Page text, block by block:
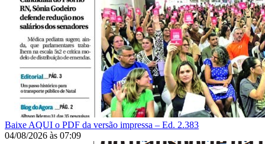
Baixe AQUI o PDF da versão impressa – Ed. 2.383
04/08/2026 às 07:09